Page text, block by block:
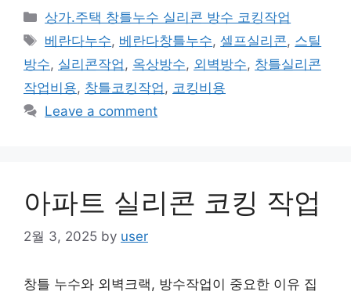
Categories
상가.주택 창틀누수 실리콘 방수 코킹작업
Tags
베란다누수, 베란다창틀누수,셀프실리콘, 스틸
방수, 실리콘작업 , 옥상방수, 외벽방수, 창틀실리콘
작업비용, 창틀코킹작업 , 코킹비용
Leave a comment
아파트 실리콘 코킹 작업
2월 3, 2025 by user
창틀 누수와 외벽크랙, 방수작업이 중요한 이유 집